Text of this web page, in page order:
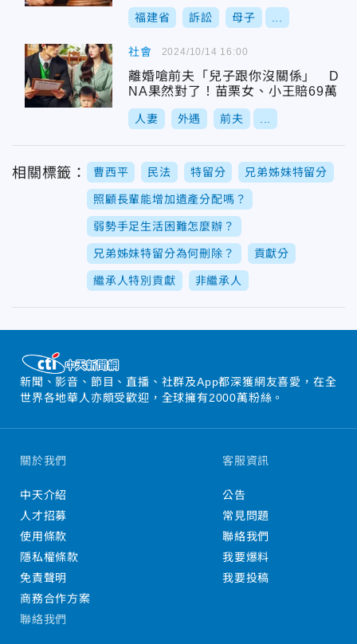
福建省 訴訟 母子
社會
離婚嗆前夫「兒子跟你沒關係」 D
NA果然對了！苗栗女、小王賠69萬
人妻 外遇 前夫
2024/10/14 16:00
相關標籤： 曹西平 民法 特留分 兄弟姊妹特留分
照顧長輩能增加遺產分配嗎？
弱勢手足生活困難怎麼辦？
兄弟姊妹特留分為何刪除？ 貢獻分
繼承人特別貢獻 非繼承人
新聞、影音、節目、直播、社群及App都深獲網友喜愛，在全
世界各地華人亦頗受歡迎，全球擁有2000萬粉絲。
關於我們
中天介紹
人才招募
使用條款
隱私權條款
免責聲明
商務合作方案
客服資訊
公告
常見問題
聯絡我們
我要爆料
我要投稿
聯絡我們